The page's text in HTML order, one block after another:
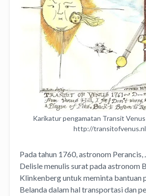
Karikatur pengamatan Transit
http://transitofvenus.nl
Pada tahun 1760, astronom Perancis,
Delisle menulis surat pada astronom
Klinkenberg untuk meminta bantuan
Belanda dalam hal transportasi dan